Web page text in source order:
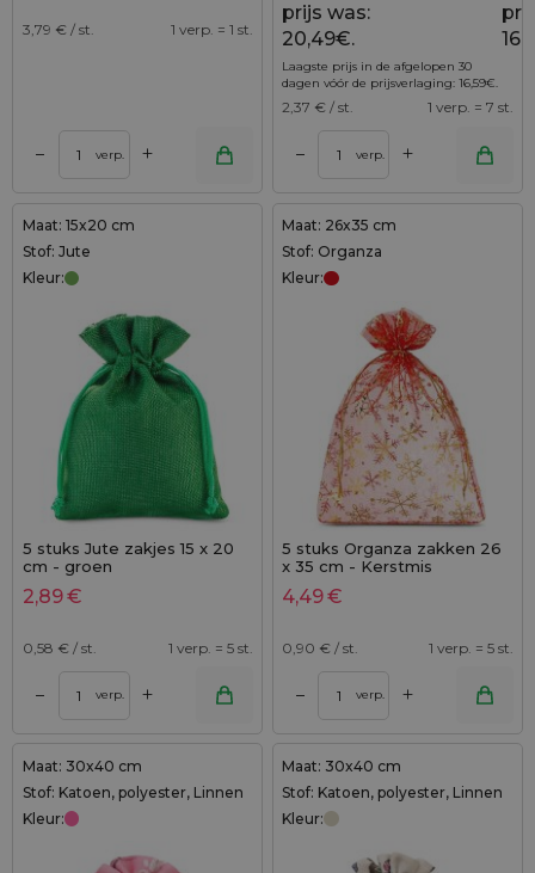
3,79 € / st. 1 verp. = 1 st.
– verp. +
prijs was:
20,49€.
Laagste prijs in de afgelopen 30
dagen vóór de prijsverlaging:16,59€.
2,37 € / st. 1 verp. = 7 st.
– verp. +
Maat: 15x20 cm
Stof: Jute
Kleur:
5 stuks Jute zakjes 15 x 20
cm - groen
2,89€
0,58 € / st. 1 verp. = 5 st.
– verp. +
Maat: 26x35 cm
Stof: Organza
Kleur:
5 stuks Organza zakken 26
x 35 cm - Kerstmis
4,49€
0,90 € / st. 1 verp. = 5 st.
– verp. +
Maat: 30x40 cm
Stof: Katoen, polyester, Linnen
Kleur:
Maat: 30x40 cm
Stof: Katoen, polyester, Linnen
Kleur: